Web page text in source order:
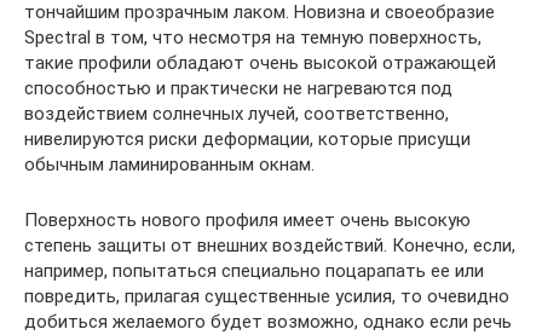
тончайшим прозрачным лаком. Новизна и своеобразие
Spectral в том, что несмотря на темную поверхность,
такие профили обладают очень высокой отражающей
способностью и практически не нагреваются под
воздействием солнечных лучей, соответственно,
нивелируются риски деформации, которые присущи
обычным ламинированным окнам.
Поверхность нового профиля имеет очень высокую
степень защиты от внешних воздействий. Конечно, если,
например, попытаться специально поцарапать ее или
повредить, прилагая существенные усилия, то очевидно
добиться желаемого будет возможно, однако если речь